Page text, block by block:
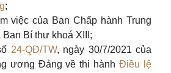
;
việc của Ban Chấp hành Trung
Bí thư khoá XIII;
24-QĐ/TW, ngày 30/7/2021 của
ương Đảng về thi hànhĐiều lệ